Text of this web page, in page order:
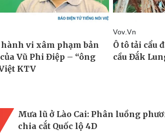
Mưa lũ ở Lào Cai: Phân luồng
chia cắt Quốc lộ 4D